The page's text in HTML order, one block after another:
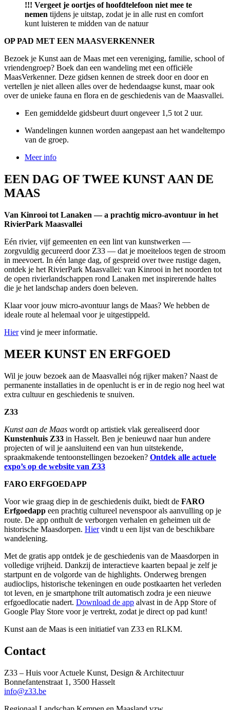
!!! Vergeet je oortjes of hoofdtelefoon niet mee te
nemen tijdens je uitstap, zodat je in alle rust en comfort
kunt luisteren te midden van de natuur
OP PAD MET EEN MAASVERKENNER
Bezoek je Kunst aan de Maas met een vereniging, familie, school of
vriendengroep? Boek dan een wandeling met een officiële
MaasVerkenner. Deze gidsen kennen de streek door en door en
vertellen je niet alleen alles over de hedendaagse kunst, maar ook
over de unieke fauna en flora en de geschiedenis van de Maasvallei.
Een gemiddelde gidsbeurt duurt ongeveer 1,5 tot 2 uur.
Wandelingen kunnen worden aangepast aan het wandeltempo
van de groep.
Meer info
EEN DAG OF TWEE KUNST AAN DE
MAAS
Van Kinrooi tot Lanaken — a prachtig micro-avontuur in het
RivierPark Maasvallei
Eén rivier, vijf gemeenten en een lint van kunstwerken —
zorgvuldig gecureerd door Z33 — dat je moeiteloos tegen de stroom
in meevoert. In één lange dag, of gespreid over twee rustige dagen,
ontdek je het RivierPark Maasvallei: van Kinrooi in het noorden tot
de open rivierlandschappen rond Lanaken met inspirerende haltes
die je het landschap anders doen beleven.
Klaar voor jouw micro-avontuur langs de Maas? We hebben de
ideale route al helemaal voor je uitgestippeld.
Hiervind je meer informatie.
MEER KUNST EN ERFGOED
Wil je jouw bezoek aan de Maasvallei nóg rijker maken? Naast de
permanente installaties in de openlucht is er in de regio nog heel wat
extra cultuur en geschiedenis te snuiven.
Z33
Kunst aan de Maas wordt op artistiek vlak gerealiseerd door
Kunstenhuis Z33 in Hasselt. Ben je benieuwd naar hun andere
projecten of wil je aansluitend een van hun uitstekende,
spraakmakende tentoonstellingen bezoeken? Ontdek alle actuele
expo’s op de website van Z33
FARO ERFGOEDAPP
Voor wie graag diep in de geschiedenis duikt, biedt de FARO
Erfgoedapp een prachtig cultureel nevenspoor als aanvulling op je
route. De app onthult de verborgen verhalen en geheimen uit de
historische Maasdorpen. Hiervindt u een lijst van de beschikbare
wandelening.
Met de gratis app ontdek je de geschiedenis van de Maasdorpen in
volledige vrijheid. Dankzij de interactieve kaarten bepaal je zelf je
startpunt en de volgorde van de highlights. Onderweg brengen
audioclips, historische tekeningen en oude postkaarten het verleden
tot leven, en je smartphone trilt automatisch zodra je een nieuwe
erfgoedlocatie nadert. Download de app alvast in de App Store of
Google Play Store voor je vertrekt, zodat je direct op pad kunt!
Kunst aan de Maas is een initiatief van Z33 en RLKM.
Contact
Z33 – Huis voor Actuele Kunst, Design & Architectuur
Bonnefantenstraat 1, 3500 Hasselt
info@z33.be